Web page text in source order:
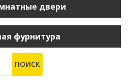
двери
фурнитура
ПОИСК